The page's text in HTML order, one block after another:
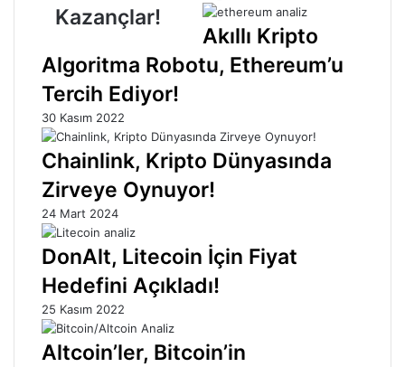
Kazançlar!
Kazançlar!
Akıllı Kripto
Algoritma Robotu, Ethereum’u
Tercih Ediyor!
30 Kasım 2022
Chainlink, Kripto Dünyasında
Zirveye Oynuyor!
24 Mart 2024
DonAlt, Litecoin İçin Fiyat
Hedefini Açıkladı!
25 Kasım 2022
Altcoin’ler, Bitcoin’in